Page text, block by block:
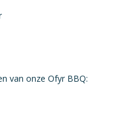
van onze Ofyr BBQ: